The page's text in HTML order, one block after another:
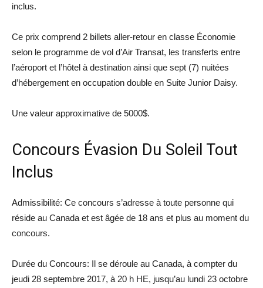
inclus.
Ce prix comprend 2 billets aller-retour en classe Économie
selon le programme de vol d’Air Transat, les transferts entre
l’aéroport et l’hôtel à destination ainsi que sept (7) nuitées
d’hébergement en occupation double en Suite Junior Daisy.
Une valeur approximative de 5000$.
Concours Évasion Du Soleil Tout
Inclus
Admissibilité: Ce concours s’adresse à toute personne qui
réside au Canada et est âgée de 18 ans et plus au moment du
concours.
Durée du Concours: Il se déroule au Canada, à compter du
jeudi 28 septembre 2017, à 20 h HE, jusqu’au lundi 23 octobre